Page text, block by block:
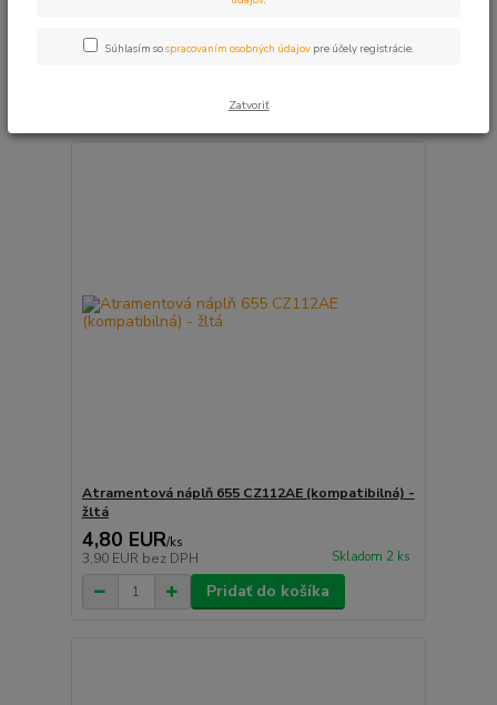
strana
Atramentová náplň 655 CZ112AE (kompatibilná) -
žltá
4,80 EUR/ks
3,90 EUR bez DPH Skladom 2 ks
Pridať do košíka
Súhlasím sospracovaním osobných údajov pre účely registrácie.
Zatvoriť